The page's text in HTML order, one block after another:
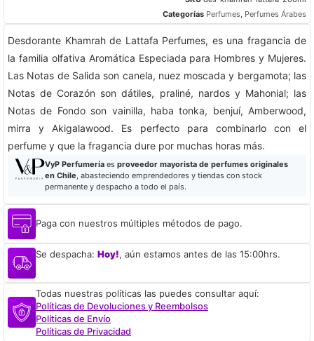
Categorías Perfumes, Perfumes Árabes
Desdorante Khamrah de Lattafa Perfumes, es una fragancia de
la familia olfativa Aromática Especiada para Hombres y Mujeres.
Las Notas de Salida son canela, nuez moscada y bergamota; las
Notas de Corazón son dátiles, praliné, nardos y Mahonial; las
Notas de Fondo son vainilla, haba tonka, benjuí, Amberwood,
mirra y Akigalawood. Es perfecto para combinarlo con el
perfume y que la fragancia dure por muchas horas más.
VyP Perfumeríaes proveedor mayorista de perfumes originales
en Chile, abasteciendo emprendedores y tiendas con stock
permanente y despacho a todo el país.
Paga con nuestros múltiples métodos de pago.
Se despacha: Hoy!, aún estamos antes de las 15:00hrs.
Todas nuestras políticas las puedes consultar aquí:
Políticas de Devoluciones y Reembolsos
Políticas de Envío
Políticas de Privacidad